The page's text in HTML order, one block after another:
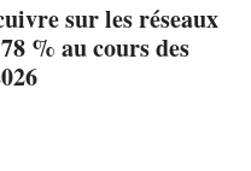
sur les réseaux
% au cours des